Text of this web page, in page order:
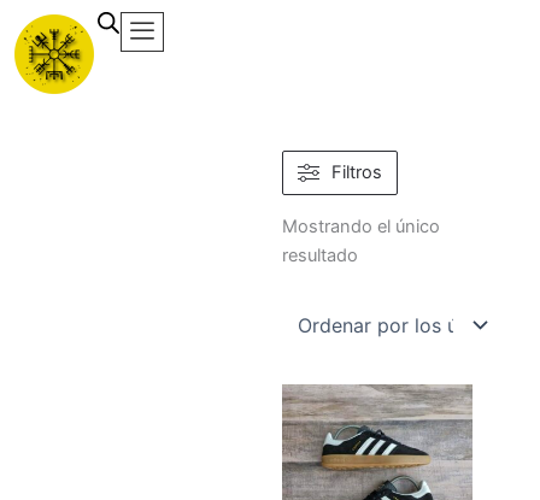
contenido
Filtros
Mostrando el único
resultado
Este
producto
tiene
múltiples